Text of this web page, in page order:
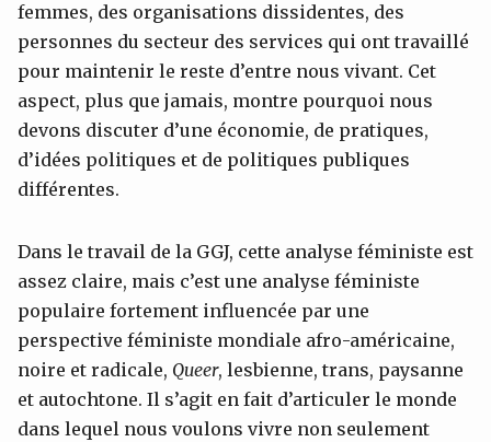
femmes, des organisations dissidentes, des
personnes du secteur des services qui ont travaillé
pour maintenir le reste d’entre nous vivant. Cet
aspect, plus que jamais, montre pourquoi nous
devons discuter d’une économie, de pratiques,
d’idées politiques et de politiques publiques
différentes.
Dans le travail de la GGJ, cette analyse féministe est
assez claire, mais c’est une analyse féministe
populaire fortement influencée par une
perspective féministe mondiale afro-américaine,
noire et radicale, Queer, lesbienne, trans, paysanne
et autochtone. Il s’agit en fait d’articuler le monde
dans lequel nous voulons vivre non seulement